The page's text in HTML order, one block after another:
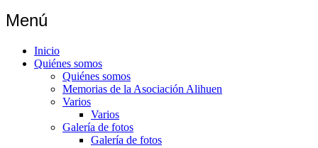
Menú
Inicio
Quiénes somos
Quiénes somos
Memorias de la Asociación Alihuen
Varios
Varios
Galería de fotos
Galería de fotos